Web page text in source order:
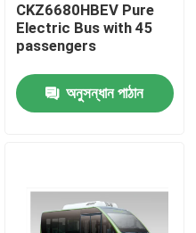
CKZ6680HBEV Pure
Electric Bus with 45
passengers
অনুসন্ধান পাঠান